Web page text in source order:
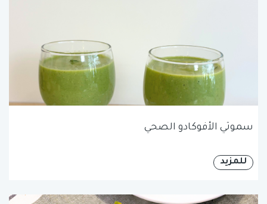
سموثي الأفوكادو الصحي
للمزيد